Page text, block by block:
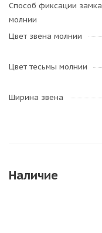
Способ фиксации замка
молнии
Цвет звена молнии
Цвет тесьмы молнии
Ширина звена
Наличие